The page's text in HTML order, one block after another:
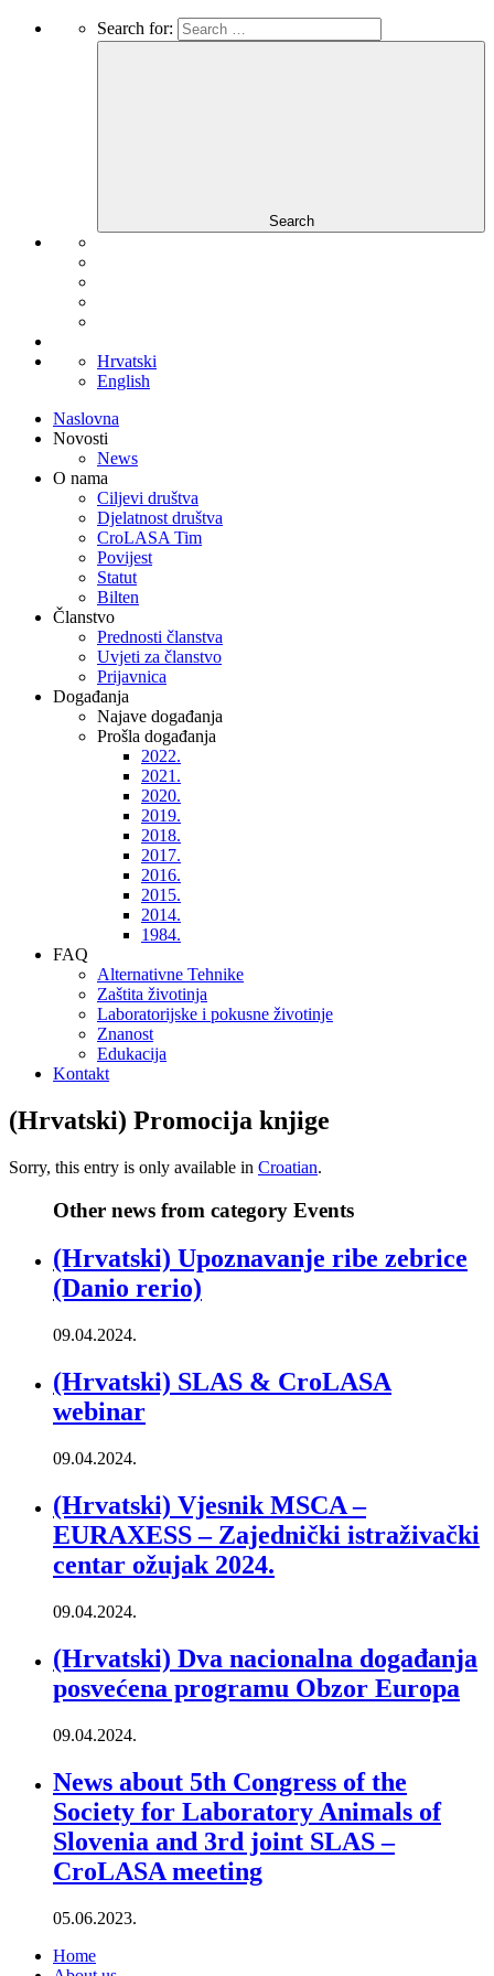
Search for:
Search
Hrvatski
English
Naslovna
Novosti
News
O nama
Ciljevi društva
Djelatnost društva
CroLASA Tim
Povijest
Statut
Bilten
Članstvo
Prednosti članstva
Uvjeti za članstvo
Prijavnica
Događanja
Najave događanja
Prošla događanja
2022.
2021.
2020.
2019.
2018.
2017.
2016.
2015.
2014.
1984.
FAQ
Alternativne Tehnike
Zaštita životinja
Laboratorijske i pokusne životinje
Znanost
Edukacija
Kontakt
(Hrvatski) Promocija knjige
Sorry, this entry is only available in Croatian.
Other news from category Events
(Hrvatski) Upoznavanje ribe zebrice
(Danio rerio)
09.04.2024.
(Hrvatski) SLAS & CroLASA
webinar
09.04.2024.
(Hrvatski) Vjesnik MSCA –
EURAXESS – Zajednički istraživački
centar ožujak 2024.
09.04.2024.
(Hrvatski) Dva nacionalna događanja
posvećena programu Obzor Europa
09.04.2024.
News about 5th Congress of the
Society for Laboratory Animals of
Slovenia and 3rd joint SLAS –
CroLASA meeting
05.06.2023.
Home